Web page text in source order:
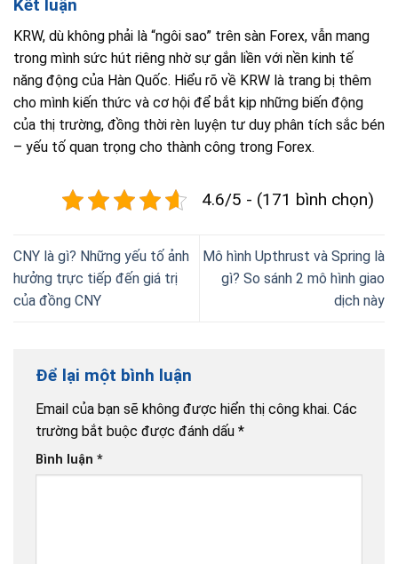
Kết luận
KRW, dù không phải là “ngôi sao” trên sàn Forex, vẫn mang
trong mình sức hút riêng nhờ sự gắn liền với nền kinh tế
năng động của Hàn Quốc. Hiểu rõ về KRW là trang bị thêm
cho mình kiến thức và cơ hội để bắt kịp những biến động
của thị trường, đồng thời rèn luyện tư duy phân tích sắc bén
– yếu tố quan trọng cho thành công trong Forex.
4.6/5 - (171 bình chọn)
CNY là gì? Những yếu tố ảnh
hưởng trực tiếp đến giá trị
của đồng CNY
Mô hình Upthrust và Spring là
gì? So sánh 2 mô hình giao
dịch này
Để lại một bình luận
Email của bạn sẽ không được hiển thị công khai. Các
trường bắt buộc được đánh dấu *
Bình luận *